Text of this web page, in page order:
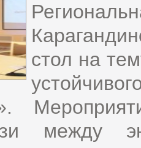
стол на
между